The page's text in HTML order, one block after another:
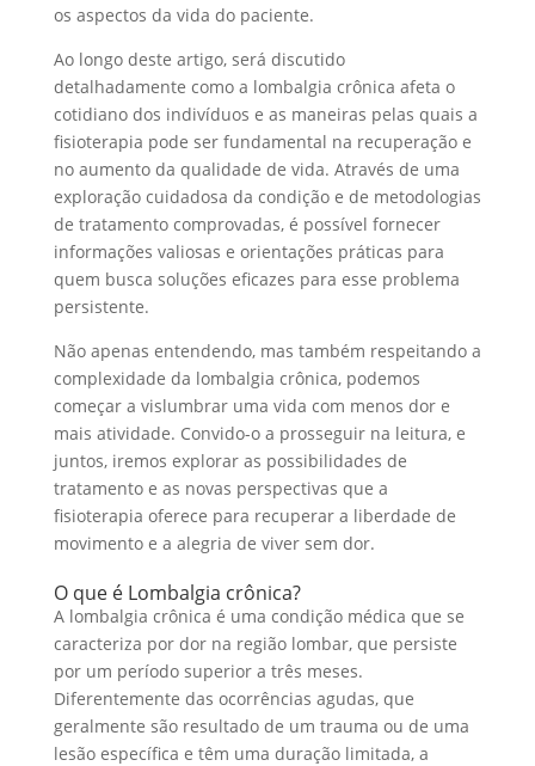
os aspectos da vida do paciente.
Ao longo deste artigo, será discutido
detalhadamente como a lombalgia crônica afeta o
cotidiano dos indivíduos e as maneiras pelas quais a
fisioterapia pode ser fundamental na recuperação e
no aumento da qualidade de vida. Através de uma
exploração cuidadosa da condição e de metodologias
de tratamento comprovadas, é possível fornecer
informações valiosas e orientações práticas para
quem busca soluções eficazes para esse problema
persistente.
Não apenas entendendo, mas também respeitando a
complexidade da lombalgia crônica, podemos
começar a vislumbrar uma vida com menos dor e
mais atividade. Convido-o a prosseguir na leitura, e
juntos, iremos explorar as possibilidades de
tratamento e as novas perspectivas que a
fisioterapia oferece para recuperar a liberdade de
movimento e a alegria de viver sem dor.
O que é Lombalgia crônica?
A lombalgia crônica é uma condição médica que se
caracteriza por dor na região lombar, que persiste
por um período superior a três meses.
Diferentemente das ocorrências agudas, que
geralmente são resultado de um trauma ou de uma
lesão específica e têm uma duração limitada, a